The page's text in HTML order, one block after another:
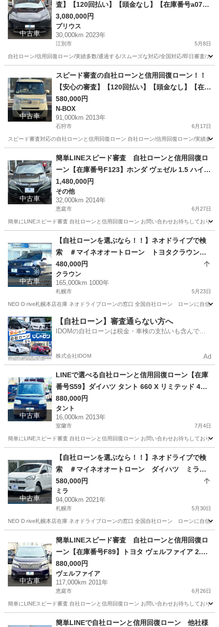
中古車
査】【120回払い】【頭金なし】【在庫番号a07
6】トヨタ ヴォクシー2.0 ZS 4WD /リース/ス自
社分割 /信用回復ローン/自己破産/債務整理/他社お
断りされた方/お電話での仮審査/
3,080,000円
プリウス
30,000km 2023年
江別市 5月8日
自社ローン/信用回復ローン/実績多数/通過する/スムーズな対応/全国対応/即日審査/カ
プリウス ローン
中古車
スピード審査の自社ローンと信用回復ローン！！
【安心の審査】【120回払い】【頭金なし】【在庫
番号E21】ホンダ N-BOX660 G Lパッケージ 4W
D/ リース/ス自社分割 /信用回復ローン/自己破産/債
務整理/他社お断りされた方/お電話での仮審査/
580,000円
N-BOX
91,000km 2013年
石狩市 6月17日
スピード審査対応の自社ローンと信用回復ローン 自社ローン/信用回復ローン/実績多
N-BOX ローン
中古車
簡単LINEスピード審査 自社ローンと信用回復ロ
ーン【在庫番号F123】ホンダ ヴェゼル 1.5 ハイブ
リッド X 4WD/ リース/ス自社分割 /信用回復ロー
ン/自己破産/債務整理/他社お断りされた方/お電話
での仮審査/
1,480,000円
その他
32,000km 2014年
恵庭市 6月27日
簡単にLINEスピード審査 自社ローンと信用回復ローン お問い合わせお待ちしており
その他 ローン
中古車
【自社ローンを選ぶなら！！】ネオドライブで検
索 ＃マイネオオートローン トヨタクラウン
エステート2.5アスリートFour 4WD 自社ロー
ン リース 自社分割 債務整理 自己破産 他社
お断りされた方
480,000円
クラウン
165,000km 1000年
札幌市 5月23日
NEO D rive札幌本店在庫 ネオドライブローンの窓口 全国自社ローン ローンに自信
北海道 札幌市 クラウン ローン
【自社ローン】審査通らない方へ
IDOMの自社ローンは税金・車検の支払いも含んでい
株式会社IDOM Ad
中古車
LINEで選べる自社ローンと信用回復ローン【在庫
番号S59】ダイハツ タント 660 X リミテッド 4W
D/ リース/ス自社分割 /信用回復ローン/自己破産/債
務整理/他社お断りされた方/お電話での仮審査/
880,000円
タント
16,000km 2013年
室蘭市 7月4日
簡単にLINEスピード審査 自社ローンと信用回復ローン お問い合わせお待ちしており
タント ローン
中古車
【自社ローンを選ぶなら！！】ネオドライブで検
索 ＃マイネオオートローン ダイハツ ミライ
―ス660X SAⅢ 4WD 自社ローン リース 自
社分割 債務整理 自己破産 他社お断りされた方
580,000円
ミラ
94,000km 2021年
札幌市 5月30日
NEO D rive札幌本店在庫 ネオドライブローンの窓口 全国自社ローン ローンに自信
ミラ ローン
中古車
簡単LINEスピード審査 自社ローンと信用回復ロ
ーン【在庫番号F89】トヨタ ヴェルファイア 2.4 Z
プラチナセレクションII 4WD/ リース/ス自社分割 /
信用回復ローン/自己破産/債務整理/他社お断りさ
れた方/お電話での仮審査/
880,000円
ヴェルファイア
117,000km 2011年
恵庭市 6月26日
簡単にLINEスピード審査 自社ローンと信用回復ローン お問い合わせお待ちしており
ヴェルファイア ローン
簡単LINEで自社ローンと信用回復ローン 他社様